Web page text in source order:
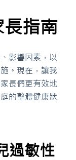
指南
影響因素，以
。現在，讓我
長們更有效地
的整體健康狀
過敏性